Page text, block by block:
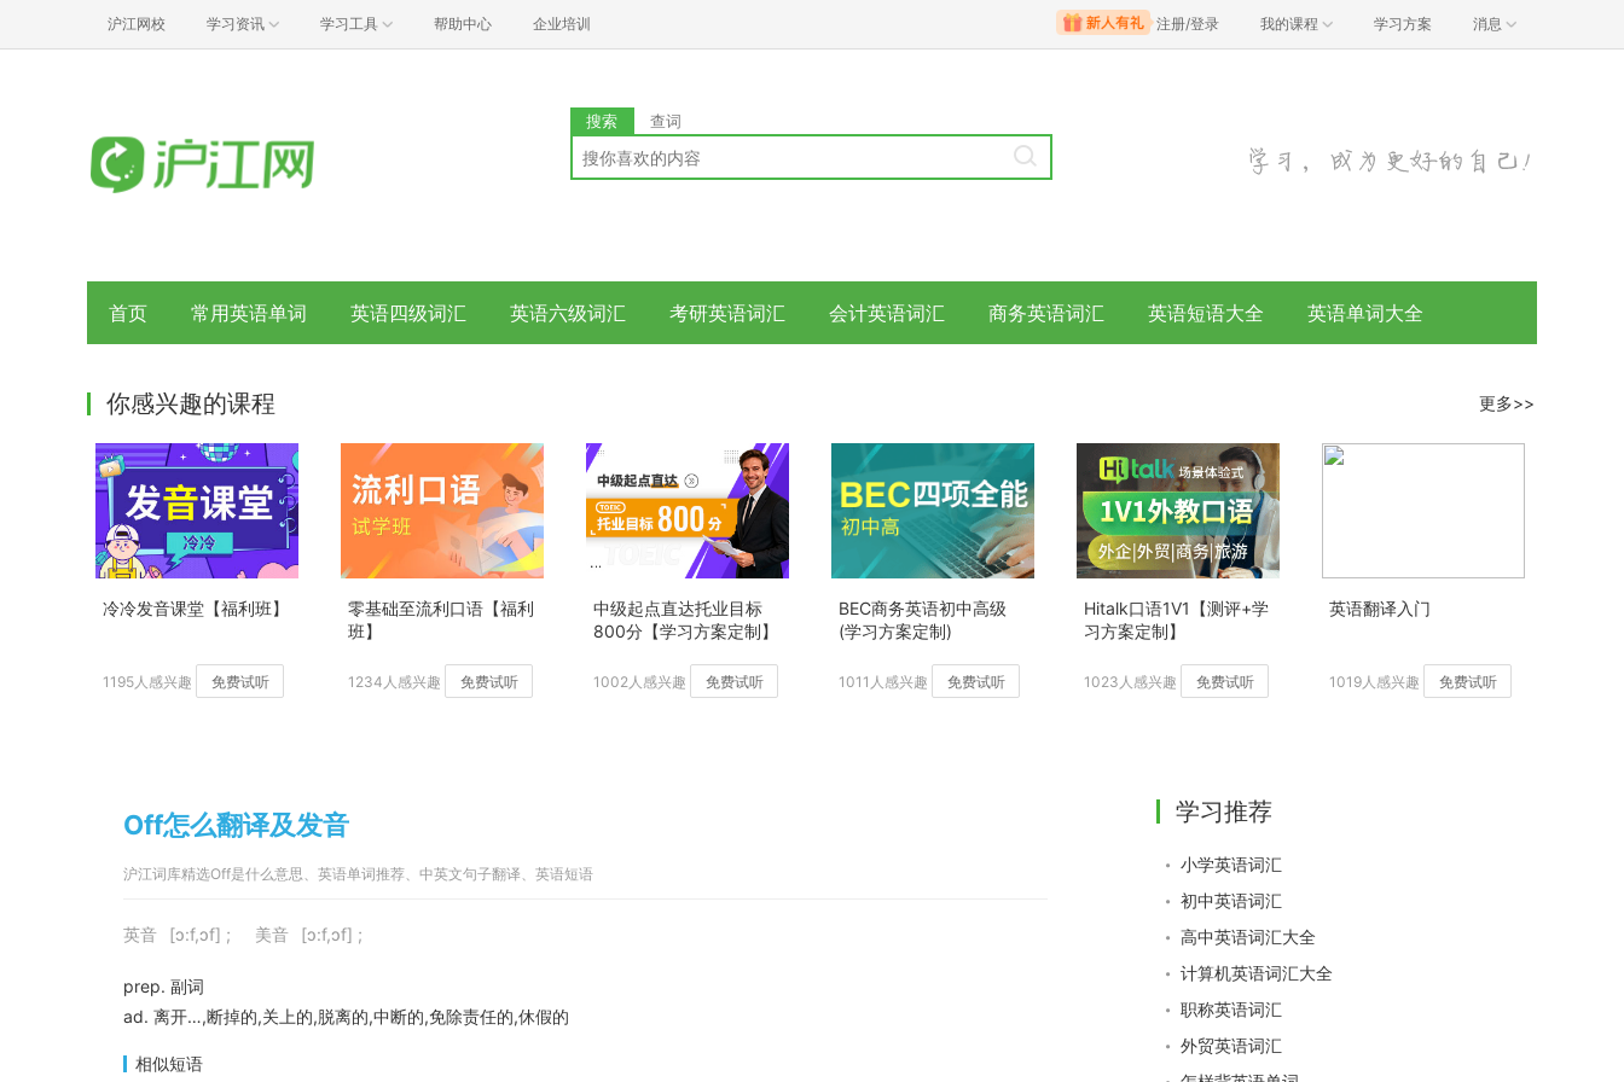
沪江网校 学习资讯 学习工具 帮助中心 企业培训 注册/登录 我的课程 学习方案 消息
搜索 查词
首页 常用英语单词 英语四级词汇 英语六级词汇 考研英语词汇 会计英语词汇 商务英语词汇 英语短语大全 英语单词大全
你感兴趣的课程 更多>>
冷冷发音课堂【福利班】
1195人感兴趣 免费试听
零基础至流利口语【福利
班】
1234人感兴趣 免费试听
中级起点直达托业目标
800分【学习方案定制】
1002人感兴趣 免费试听
BEC商务英语初中高级
(学习方案定制)
1011人感兴趣 免费试听
Hitalk口语1V1【测评+学
习方案定制】
1023人感兴趣 免费试听
英语翻译入门
1019人感兴趣 免费试听
Off怎么翻译及发音
沪江词库精选Off是什么意思、英语单词推荐、中英文句子翻译、英语短语
英音 [ɔ:f,ɔf] ; 美音 [ɔ:f,ɔf] ;
prep. 副词
ad. 离开…,断掉的,关上的,脱离的,中断的,免除责任的,休假的
相似短语
学习推荐
小学英语词汇
初中英语词汇
高中英语词汇大全
计算机英语词汇大全
职称英语词汇
外贸英语词汇